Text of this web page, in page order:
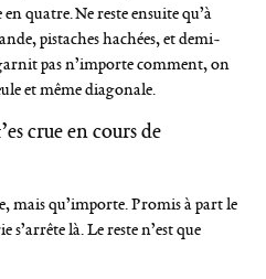
quatre. Ne reste ensuite qu’à
pistaches hachées, et demi-
pas n’importe comment, on
et même diagonale.
crue en cours de
mais qu’importe. Promis à part le
là. Le reste n’est que